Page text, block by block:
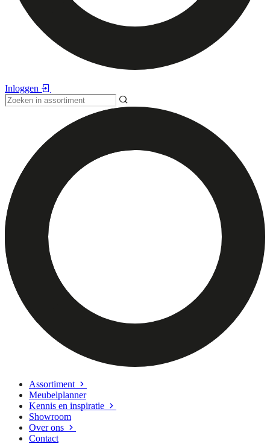
Inloggen
Assortiment
Meubelplanner
Kennis en inspiratie
Showroom
Over ons
Contact